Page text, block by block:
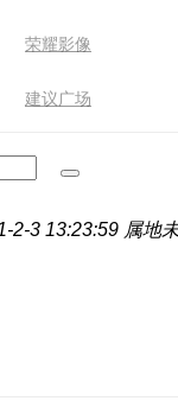
荣耀影像
建议广场
2-3 13:23:59 属地